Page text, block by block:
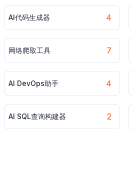
AI代码生成器 4
网络爬取工具 7
AI DevOps助手 4
AI SQL查询构建器 2